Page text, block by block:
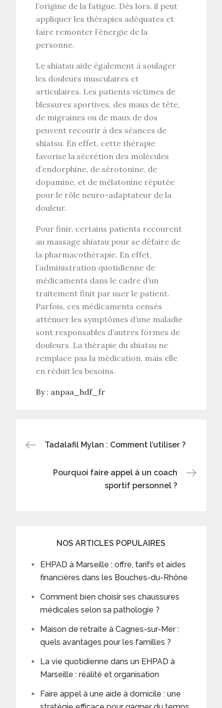
l’origine de la fatigue. Dès lors, il peut
appliquer les thérapies adéquates et
faire remonter l’énergie de la
personne.
Le shiatsu aide également à soulager
les douleurs musculaires et
articulaires. Les patients victimes de
blessures sportives, des maux de tête,
de migraines ou de maux de dos
peuvent recourir à des séances de
shiatsu. En effet, cette thérapie
favorise la sécrétion des molécules
d’endorphine, de sérotonine, de
dopamine, et de mélatonine réputée
pour le rôle neuro-adaptateur de la
douleur.
Pour finir, certains patients recourent
au massage shiatsu pour se défaire de
la pharmacothérapie. En effet,
l’administration quotidienne de
médicaments dans le cadre d’un
traitement finit par user le patient.
Parfois, ces médicaments censés
atténuer les symptômes d’une maladie
sont responsables d’autres formes de
douleurs. La thérapie du shiatsu ne
remplace pas la médication, mais elle
en réduit les besoins.
By : anpaa_hdf_fr
Post
navigation
Tadalafil Mylan : Comment l’utiliser ?
Pourquoi faire appel à un coach
sportif personnel ?
NOS ARTICLES POPULAIRES
EHPAD à Marseille : offre, tarifs et aides
financières dans les Bouches-du-Rhône
Comment bien choisir ses chaussures
médicales selon sa pathologie ?
Maison de retraite à Cagnes-sur-Mer :
quels avantages pour les familles ?
La vie quotidienne dans un EHPAD à
Marseille : réalité et organisation
Faire appel à une aide à domicile : une